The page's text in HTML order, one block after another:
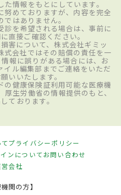
情報をもとにしています。
努めておりますが、内容を完全
ではありません。
診を希望される場合は、事前に
直接ご確認ください。
害について、株式会社ギミッ
式会社ではその賠償の責任を一
報に誤りがある場合には、お
イル編集部までご連絡をいただ
いいたします。
の健康保険証利用可能な医療機
生労働省の情報提供のもと、
ております。
プライバシーポリシー
ンについてお問い合わせ
会社
機関の方】